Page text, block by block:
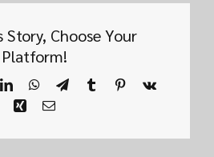
Story, Choose Your
Platform!
LinkedInWhatsApp
TelegramTumblrPinterest
Vk
Xing Email